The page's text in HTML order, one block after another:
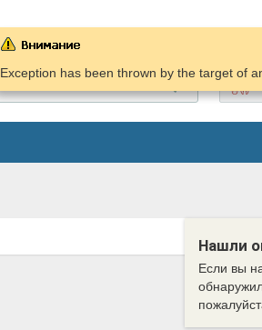
Exception has been thrown by the target of
Нашли
Если вы